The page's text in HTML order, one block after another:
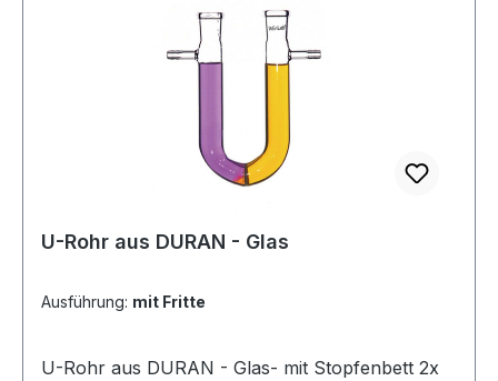
verschiedene Arten
U-Rohr aus DURAN - Glas
Ausführung: mit Fritte
U-Rohr aus DURAN - Glas- mit Stopfenbett 2x